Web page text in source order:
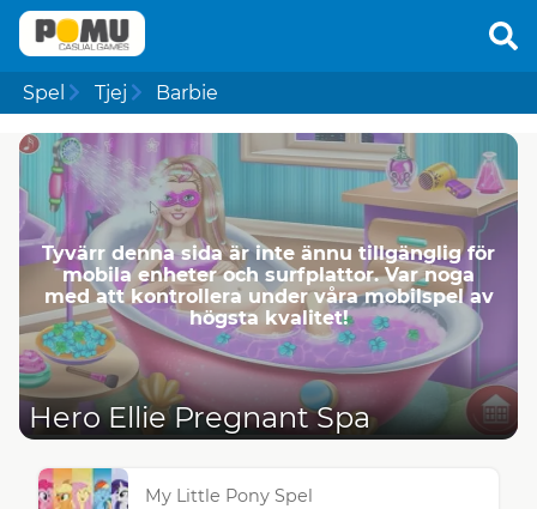
Spel Tjej Barbie
Tyvärr denna sida är inte ännu tillgänglig för
mobila enheter och surfplattor. Var noga
med att kontrollera under våra mobilspel av
högsta kvalitet!
Hero Ellie Pregnant Spa
My Little Pony Spel